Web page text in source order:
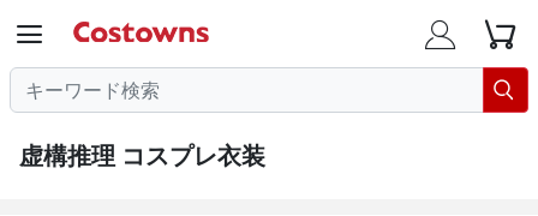
  

虚構推理 コスプレ衣装